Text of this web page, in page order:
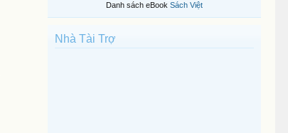
Danh sách eBook Sách Việt
Nhà Tài Trợ